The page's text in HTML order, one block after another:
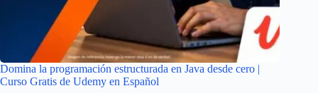
Domina la programación estructurada en Java desde cero |
Curso Gratis de Udemy en Español